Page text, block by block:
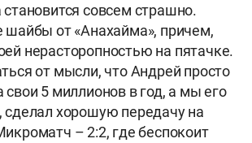
совсем страшно.
шайбы от «Анахайма», причем,
нерасторопностью на пятачке.
от мысли, что Андрей просто
свои 5 миллионов в год, а мы его
хорошую передачу на
– 2:2, где беспокоит